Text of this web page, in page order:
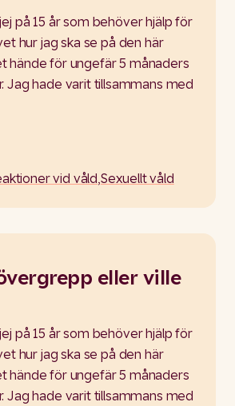
på 15 år som behöver hjälp för
hur jag ska se på den här
hände för ungefär 5 månaders
Jag hade varit tillsammans med
vid våld,Sexuellt våld
eller ville
på 15 år som behöver hjälp för
hur jag ska se på den här
hände för ungefär 5 månaders
Jag hade varit tillsammans med